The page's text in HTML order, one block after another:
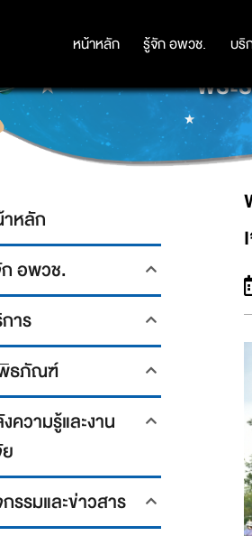
หน้าหลัก รู้จัก อพวช. บริ
หน้าหลัก รู้จัก อพวช. บริ
สมเด็จพระเจ้าอยู่หัว
พระ
หลัก
อพวช.
าร
ธภัณฑ์
ความรู้และงาน
รรมและข่าวสาร